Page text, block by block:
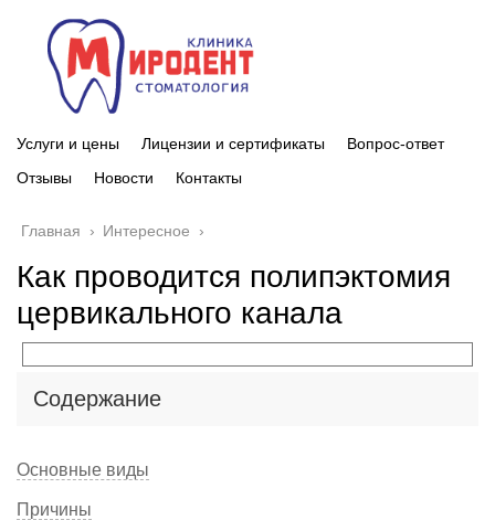
Услуги и цены Лицензии и сертификаты
Вопрос-ответ
Отзывы
Новости Контакты
Главная › Интересное ›
Как проводится полипэктомия
цервикального канала
Содержание
Основные виды
Причины